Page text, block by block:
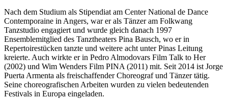
Nach dem Studium als Stipendiat am Center National de Dance
Contemporaine in Angers, war er als Tänzer am Folkwang
Tanzstudio engagiert und wurde gleich danach 1997
Ensemblemitglied des Tanztheaters Pina Bausch, wo er in
Repertoirestücken tanzte und weitere acht unter Pinas Leitung
kreierte. Auch wirkte er in Pedro Almodovars Film Talk to Her
(2002) und Wim Wenders Film PINA (2011) mit. Seit 2014 ist Jorge
Puerta Armenta als freischaffender Choreograf und Tänzer tätig.
Seine choreografischen Arbeiten wurden zu vielen bedeutenden
Festivals in Europa eingeladen.